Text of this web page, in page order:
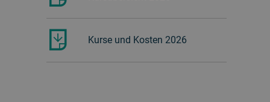
Kurse und Kosten 2026